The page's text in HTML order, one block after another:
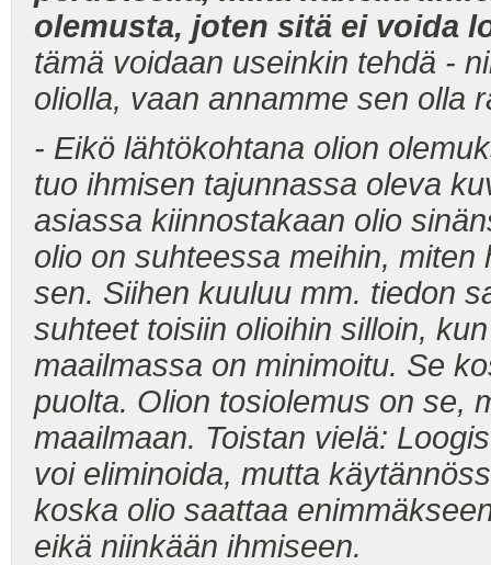
olemusta, joten sitä ei voida
tämä voidaan useinkin tehdä -
oliolla, vaan annamme sen olla
- Eikö lähtökohtana olion
tuo ihmisen tajunnassa oleva
asiassa kiinnostakaan olio
olio on suhteessa meihin,
sen. Siihen kuuluu mm. tiedon
suhteet toisiin olioihin silloin,
maailmassa on minimoitu. Se
puolta. Olion tosiolemus on se,
maailmaan. Toistan vielä:
voi eliminoida, mutta
koska olio saattaa
eikä niinkään ihmiseen.